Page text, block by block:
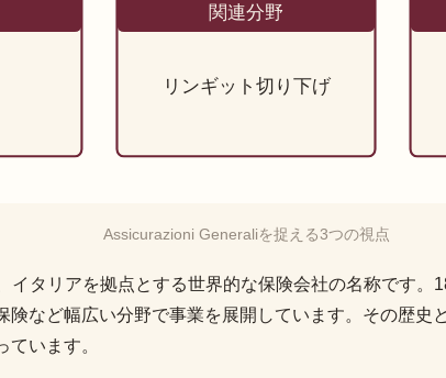
関連分野
リンギット切り下げ
Assicurazioni Generaliを捉える3つの視点
イタリアを拠点とする世界的な保険会社の名称です。
険など幅広い分野で事業を展開しています。その歴史
います。